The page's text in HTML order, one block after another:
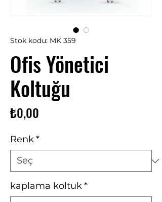
Stok kodu: MK 359
Ofis Yönetici
Koltuğu
₺0,00
Renk*
kaplama koltuk*